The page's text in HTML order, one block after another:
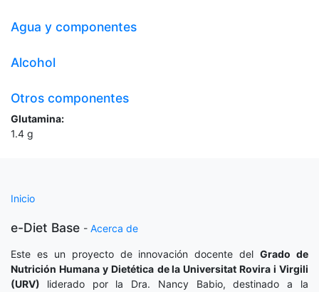
Agua y componentes
Alcohol
Otros componentes
Glutamina:
1.4 g
Inicio
e-Diet Base - Acerca de
Este es un proyecto de innovación docente delGrado de
Nutrición Humana y Dietética de la Universitat Rovira i Virgili
(URV) liderado por la Dra. Nancy Babio, destinado a la